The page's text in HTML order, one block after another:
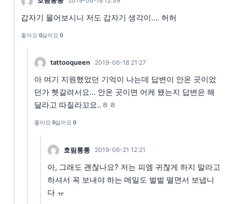
갑자기 물어보시니 저도 갑자기 생각이.... 허허
좋아요 0싫어요 0
tattooqueen 2019-06-18 21:27
아 여기 지원했었던 기억이 나는데 답변이 안온 곳이었
던가 헷갈려서요... 안온 곳이면 어케 됐는지 답변은 해
달라고 따질라꼬요..ㅎㅎ
좋아요 0싫어요 0
호림통통 2019-06-21 12:21
아, 그래도 괜찮나요? 저는 피엠 귀찮게 하지 말라고
하셔서 꼭 보내야 하는 메일도 벌벌 떨면서 보냅니
다 ㅠ